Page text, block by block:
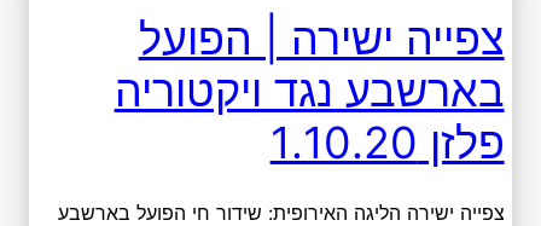
צפייה ישירה | הפועל
בארשבע נגד ויקטוריה
פלזן 1.10.20
צפייה ישירה הליגה האירופית: שידור חי הפועל בארשבע